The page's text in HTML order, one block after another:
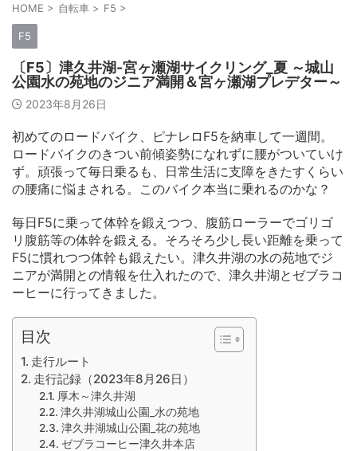
HOME > 自転車 > F5 >
F5
〔F5〕津久井湖-宮ヶ瀬湖サイクリング_夏 ～城山
公園水の苑地のジニア満開＆宮ヶ瀬湖プレデター～
2023年8月26日
初めてのロードバイク、ピナレロF5を納車して一週間。
ロードバイクのきつい前傾姿勢になれずに腰がついていけ
ず。頑張って毎日乗るも、日常生活に支障をきたすくらい
の腰痛に悩まされる。このバイク本当に乗れるのかな？
毎日F5に乗って体幹を鍛えつつ、腹筋ローラーでゴリゴ
リ腹筋等の体幹を鍛える。そろそろ少し長い距離を乗って
F5に慣れつつ体幹も鍛えたい。津久井湖の水の苑地でジ
ニアが満開との情報を仕入れたので、津久井湖とゼブラコ
ーヒーに行ってきました。
目次
走行ルート
走行記録（2023年8月26日）
厚木～津久井湖
津久井湖城山公園_水の苑地
津久井湖城山公園_花の苑地
ゼブラコーヒー津久井本店